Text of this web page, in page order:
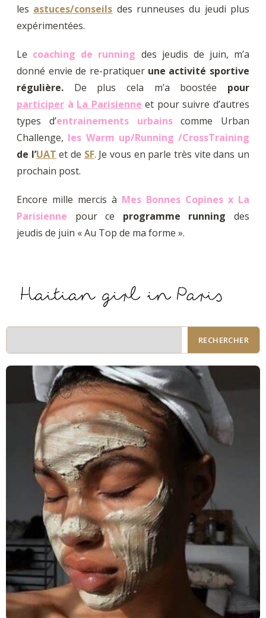
les astuces/conseils des runneuses du jeudi plus
expérimentées.
Le coaching de running des jeudis de juin, m’a
donné envie de re-pratiquer une activité sportive
régulière. De plus cela m’a boostée pour
participer à La Parisienne et pour suivre d’autres
types d’entrainements urbainscomme Urban
Challenge, les Warm up/Running /CrossTraining
de l’UAT et de SF. Je vous en parle très vite dans un
prochain post.
Encore mille mercis à Mes Bonnes Copines x La
Parisienne pour ce programme running des
jeudis de juin « Au Top de ma forme ».
RECHERCHER